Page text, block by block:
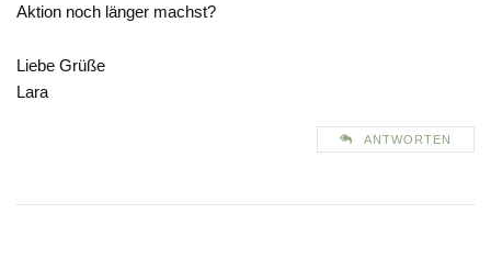
Aktion noch länger machst?
Liebe Grüße
Lara
ANTWORTEN